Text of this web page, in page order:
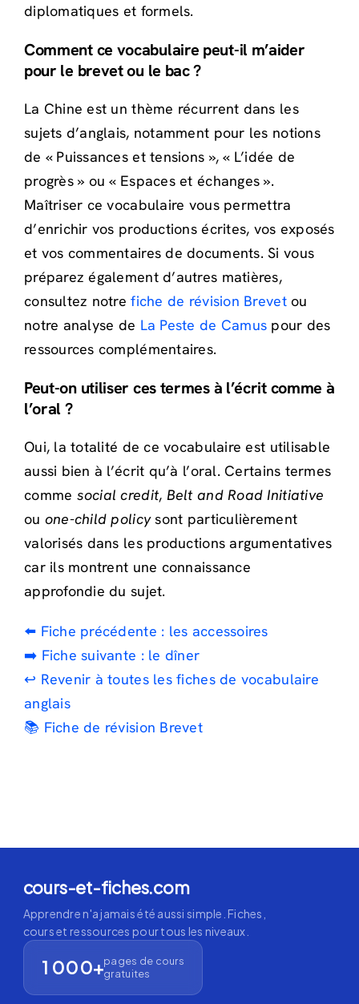
diplomatiques et formels.
Comment ce vocabulaire peut-il m’aider
pour le brevet ou le bac ?
La Chine est un thème récurrent dans les
sujets d’anglais, notamment pour les notions
de « Puissances et tensions », « L’idée de
progrès » ou « Espaces et échanges ».
Maîtriser ce vocabulaire vous permettra
d’enrichir vos productions écrites, vos exposés
et vos commentaires de documents. Si vous
préparez également d’autres matières,
consultez notrefiche de révision Brevetou
notre analyse de La Peste de Camus pour des
ressources complémentaires.
Peut-on utiliser ces termes à l’écrit comme à
l’oral ?
Oui, la totalité de ce vocabulaire est utilisable
aussi bien à l’écrit qu’à l’oral. Certains termes
comme social credit, Belt and Road Initiative
ou one-child policysont particulièrement
valorisés dans les productions argumentatives
car ils montrent une connaissance
approfondie du sujet.
⬅️ Fiche précédente : les accessoires
➡️ Fiche suivante : le dîner
↩️ Revenir à toutes les fiches de vocabulaire
anglais
📚 Fiche de révision Brevet
cours-et-fiches.com
Apprendre n'a jamais été aussi simple. Fiches,
cours et ressources pour tous les niveaux.
1 000+pages de cours
gratuites